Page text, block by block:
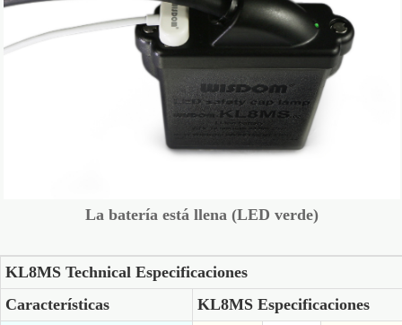
La batería está llena (LED verde)
KL8MS Technical Especificaciones
Características
KL8MS Especificaciones